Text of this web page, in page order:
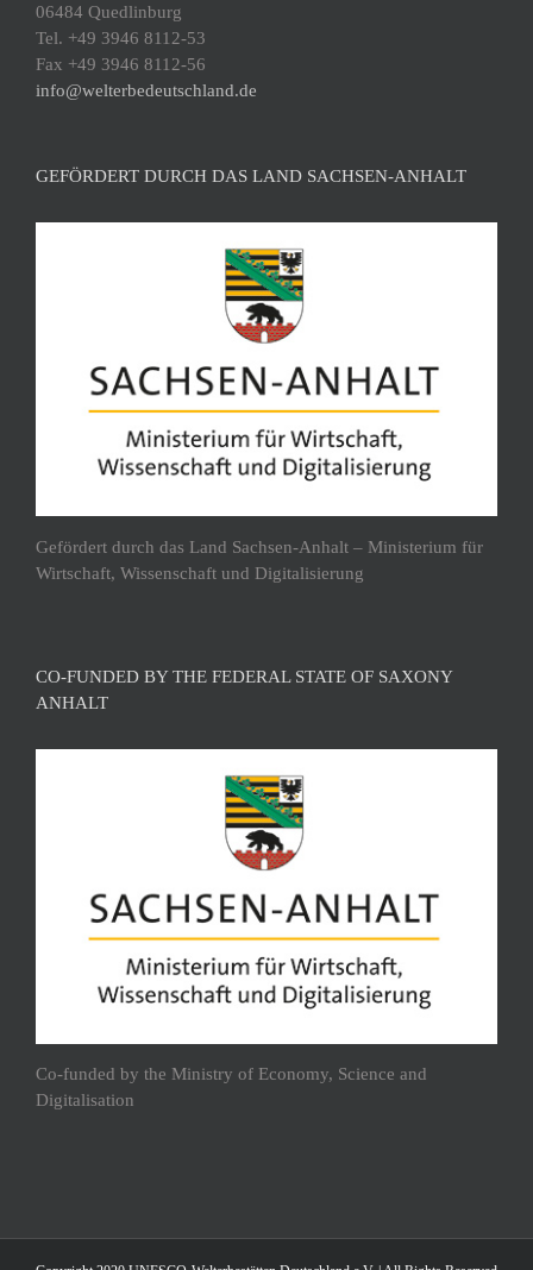
06484 Quedlinburg
Tel. +49 3946 8112-53
Fax +49 3946 8112-56
info@welterbedeutschland.de
GEFÖRDERT DURCH DAS LAND SACHSEN-ANHALT
Gefördert durch das Land Sachsen-Anhalt – Ministerium für
Wirtschaft, Wissenschaft und Digitalisierung
CO-FUNDED BY THE FEDERAL STATE OF SAXONY
ANHALT
Co-funded by the Ministry of Economy, Science and
Digitalisation